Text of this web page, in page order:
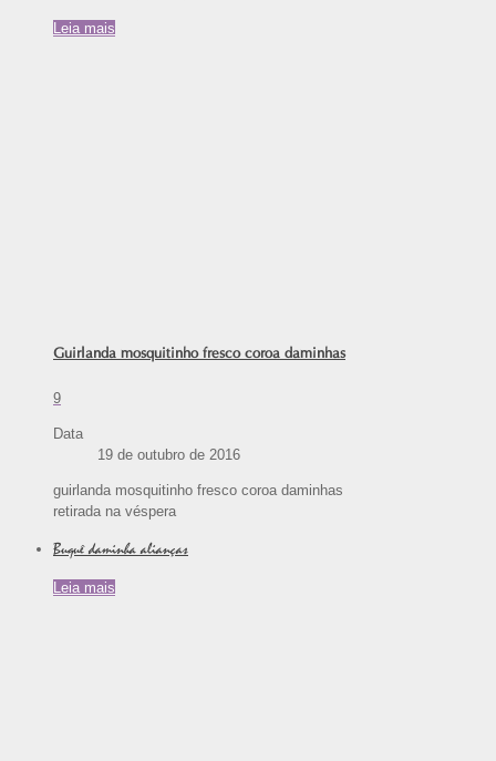
Leia mais
Guirlanda mosquitinho fresco coroa daminhas
9
Data
19 de outubro de 2016
guirlanda mosquitinho fresco coroa daminhas
retirada na véspera
Buquê daminha alianças
Leia mais